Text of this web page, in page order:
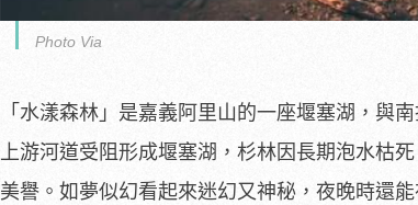
Photo Via
「水漾森林」是嘉義阿里山的一座堰塞湖，與
上游河道受阻形成堰塞湖，杉林因長期泡水枯
美譽。如夢似幻看起來迷幻又神秘，夜晚時還